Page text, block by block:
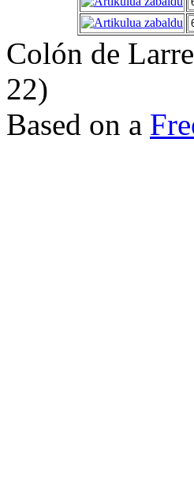
Colón de
22)
Based on a